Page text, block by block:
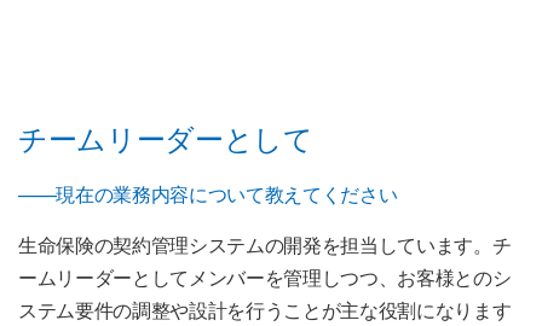
チームリーダーとして
——現在の業務内容について教えてください
生命保険の契約管理システムの開発を担当しています。チ
ームリーダーとしてメンバーを管理しつつ、お客様とのシ
ステム要件の調整や設計を行うことが主な役割になります